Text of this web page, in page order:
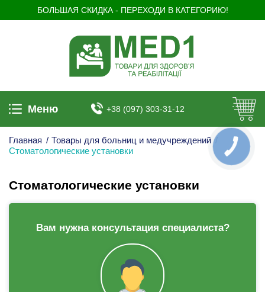
БОЛЬШАЯ СКИДКА - ПЕРЕХОДИ В КАТЕГОРИЮ!
Меню +38 (097) 303-31-12
Главная / Товары для больниц и медучреждений /
Стоматологические установки
Стоматологические установки
Вам нужна консультация специалиста?
КНОПКА
ЗВ'ЯЗКУ